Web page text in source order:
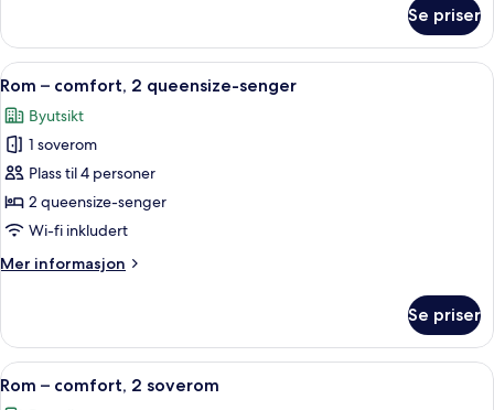
–
comfort,
1
seng
Se priser
Åpne
alle
bildene
av
Rom
–
comfort,
queensize-
Rom – comfort, 2 queensize-senger
6
Rom – comfort, 2 queensize-senger
Byutsikt
1 soverom
Plass til 4 personer
2 queensize-senger
Wi-fi inkludert
Mer informasjon
Mer
–
comfort,
2
Se priser
Åpne
alle
Rom – comfort, 2 soverom |
6
Rom – comfort, 2 soverom